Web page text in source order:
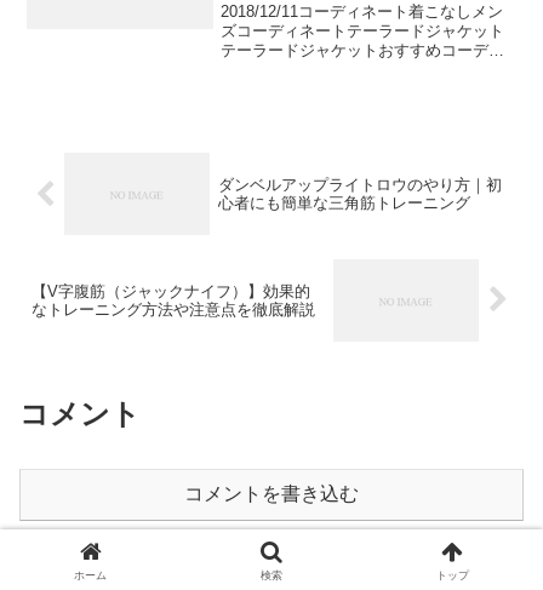
2018/12/11コーディネート着こなしメン
ズコーディネートテーラードジャケット
テーラードジャケットおすすめコーディ
ダンベルアップライトロウのやり方｜初
心者にも簡単な三角筋トレーニング
【V字腹筋（ジャックナイフ）】効果的
なトレーニング方法や注意点を徹底解説
コメント
コメントを書き込む
ホーム
ホーム 検索 トップ